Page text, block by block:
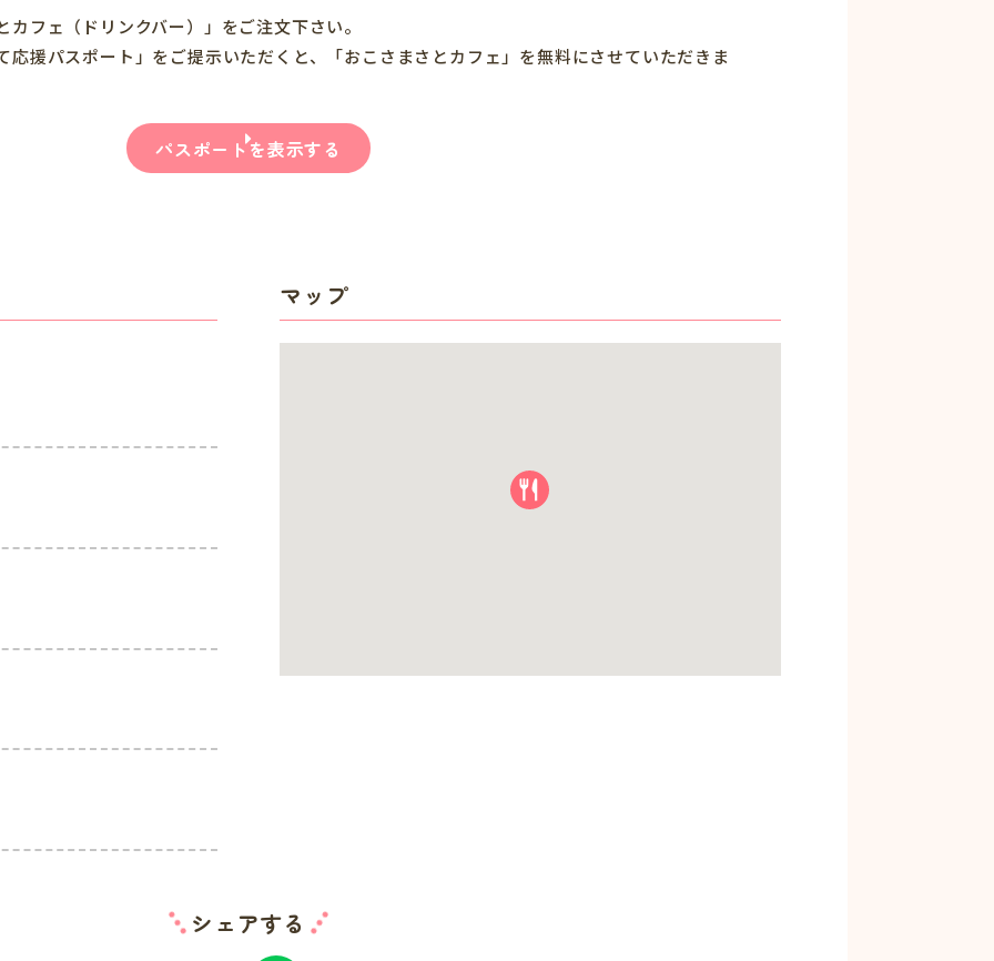
フェ（ドリンクバー）」をご注文下さい。
援パスポート」をご提示いただくと、「おこさまさとカフェ」を無料にさせていただきま
パスポートを表示する
マップ
シェアする